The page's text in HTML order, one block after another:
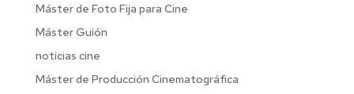
Máster de Foto Fija para Cine
Máster Guión
noticias cine
Máster de Producción Cinematográfica